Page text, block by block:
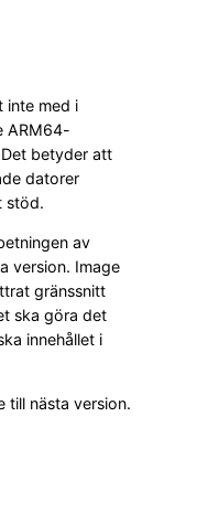
inte med i
ARM64-
betyder att
datorer
stöd.
av
version. Image
gränssnitt
ska göra det
innehållet i
till nästa version.